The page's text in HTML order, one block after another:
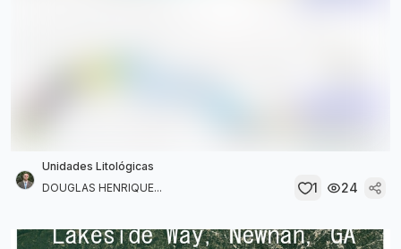
Unidades Litológicas
DOUGLAS HENRIQUE...
1 24